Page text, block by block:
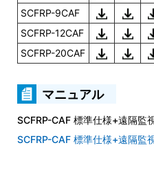
SCFRP-9CAF
SCFRP-12CAF
SCFRP-20CAF
マニュアル
SCFRP-CAF 標準仕様+遠隔
SCFRP-CAF 標準仕様+遠隔